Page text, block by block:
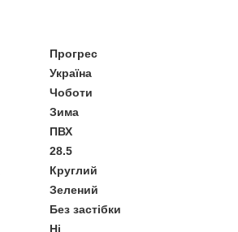
Прогрес
Україна
Чоботи
Зима
ПВХ
28.5
Круглий
Зелений
Без застібки
Ні